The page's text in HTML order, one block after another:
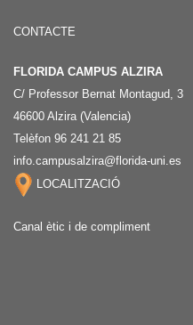
CONTACTE
FLORIDA CAMPUS ALZIRA
C/ Professor Bernat Montagud, 3
46600 Alzira (Valencia)
Telèfon 96 241 21 85
info.campusalzira@florida-uni.es
LOCALITZACIÓ
Canal ètic i de compliment